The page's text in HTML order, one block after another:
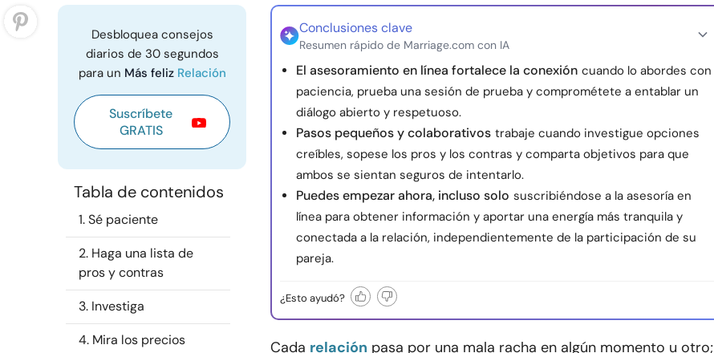
Desbloquea consejos
diarios de 30 segundos
para un Más feliz Relación
Suscríbete
GRATIS
Tabla de contenidos
1. Sé paciente
2. Haga una lista de
pros y contras
3. Investiga
4. Mira los precios
Conclusiones clave
Resumen rápido de Marriage.com con IA
El asesoramiento en línea fortalece la conexión cuando lo abordes con
paciencia, prueba una sesión de prueba y comprométete a entablar un
diálogo abierto y respetuoso.
Pasos pequeños y colaborativos trabaje cuando investigue opciones
creíbles, sopese los pros y los contras y comparta objetivos para que
ambos se sientan seguros de intentarlo.
Puedes empezar ahora, incluso solo suscribiéndose a la asesoría en
línea para obtener información y aportar una energía más tranquila y
conectada a la relación, independientemente de la participación de su
pareja.
¿Esto ayudó?
Cada relación pasa por una mala racha en algún momento u otro;